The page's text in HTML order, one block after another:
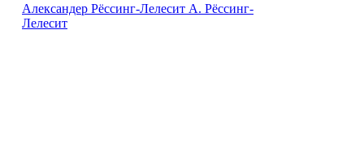
Александер Рёссинг-Лелесит А. Рёссинг-
Лелесит